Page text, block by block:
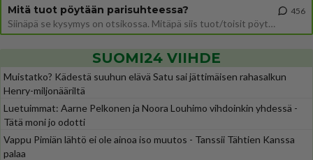
Mitä tuot pöytään parisuhteessa?
Siinäpä se kysymys on otsikossa. Mitäpä siis tuot/toisit pöytään parisuhteessa? Oletko mies vai nainen? Koetko sen mitä
456
SUOMI24 VIIHDE
Muistatko? Kädestä suuhun elävä Satu sai jättimäisen rahasalkun
Henry-miljonääriltä
Luetuimmat: Aarne Pelkonen ja Noora Louhimo vihdoinkin yhdessä -
Tätä moni jo odotti
Vappu Pimiän lähtö ei ole ainoa iso muutos - Tanssii Tähtien Kanssa
palaa